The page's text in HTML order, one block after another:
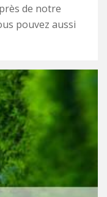
de notre
pouvez aussi